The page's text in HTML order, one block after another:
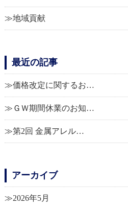
地域貢献
最近の記事
価格改定に関するお…
ＧＷ期間休業のお知…
第2回 金属アレル…
アーカイブ
2026年5月